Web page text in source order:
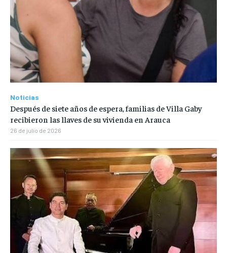
Noticias
Después de siete años de espera, familias de Villa Gaby
recibieron las llaves de su vivienda en Arauca
26 de julio de 2026